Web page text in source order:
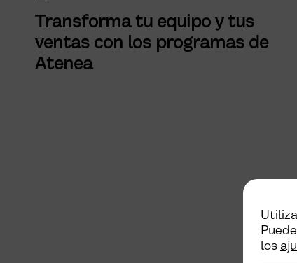
Transforma tu equipo y tus
ventas con los programas de
Atenea
los